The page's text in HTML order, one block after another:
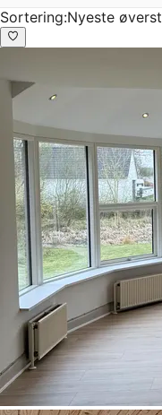
Sortering:Nyeste øverst